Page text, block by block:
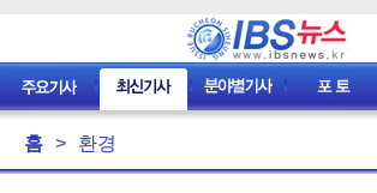
홈 > 환경